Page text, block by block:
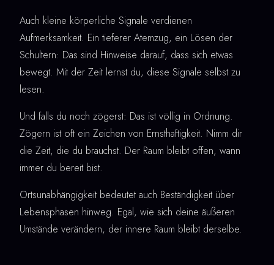
Auch kleine körperliche Signale verdienen
Aufmerksamkeit. Ein tieferer Atemzug, ein Lösen der
Schultern: Das sind Hinweise darauf, dass sich etwas
bewegt. Mit der Zeit lernst du, diese Signale selbst zu
lesen.
Und falls du noch zögerst: Das ist völlig in Ordnung.
Zögern ist oft ein Zeichen von Ernsthaftigkeit. Nimm dir
die Zeit, die du brauchst. Der Raum bleibt offen, wann
immer du bereit bist.
Ortsunabhängigkeit bedeutet auch Beständigkeit über
Lebensphasen hinweg. Egal, wie sich deine äußeren
Umstände verändern, der innere Raum bleibt derselbe.